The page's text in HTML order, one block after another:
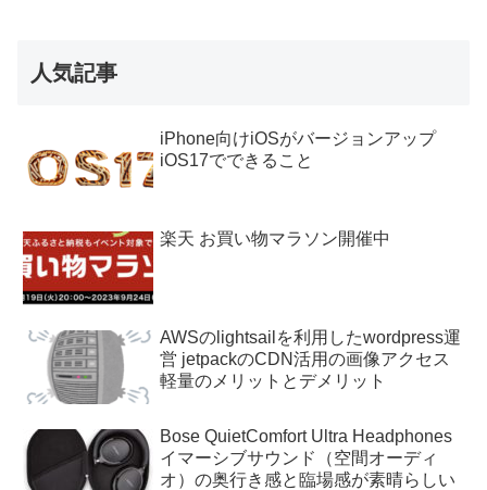
人気記事
iPhone向けiOSがバージョンアップ
iOS17でできること
楽天 お買い物マラソン開催中
AWSのlightsailを利用したwordpress運
営 jetpackのCDN活用の画像アクセス
軽量のメリットとデメリット
Bose QuietComfort Ultra Headphones
イマーシブサウンド（空間オーディ
オ）の奥行き感と臨場感が素晴らしい